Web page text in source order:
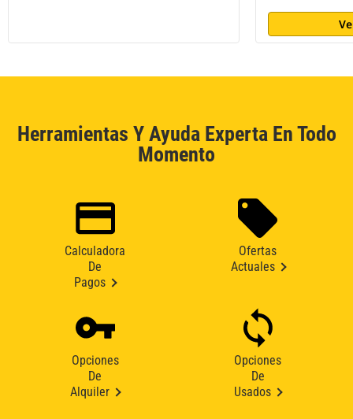
Herramientas Y Ayuda Experta En Todo
Momento
Calculadora
De
Pagos
Ofertas
Actuales
Opciones
De
Alquiler
Opciones
De
Usados